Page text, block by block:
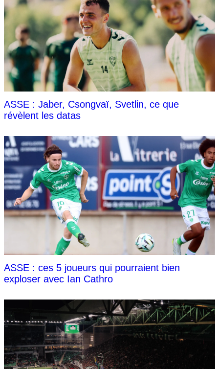
ASSE : Jaber, Csongvaï, Svetlin, ce que
révèlent les datas
ASSE : ces 5 joueurs qui pourraient bien
exploser avec Ian Cathro